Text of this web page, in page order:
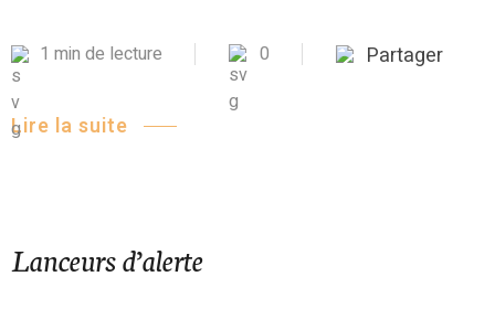
1 min de lecture 0 Partager
Lire la suite
Lanceurs d’alerte